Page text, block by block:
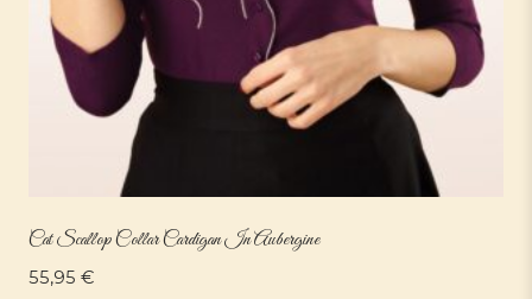
Cat Scallop Collar Cardigan In Aubergine
55,95 €